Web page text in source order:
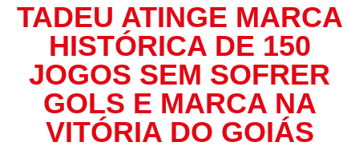
TADEU ATINGE MARCA
HISTÓRICA DE 150
JOGOS SEM SOFRER
GOLS E MARCA NA
VITÓRIA DO GOIÁS